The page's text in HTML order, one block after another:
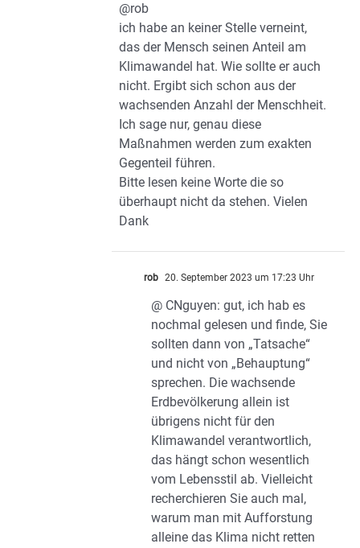
@rob
ich habe an keiner Stelle verneint,
das der Mensch seinen Anteil am
Klimawandel hat. Wie sollte er auch
nicht. Ergibt sich schon aus der
wachsenden Anzahl der Menschheit.
Ich sage nur, genau diese
Maßnahmen werden zum exakten
Gegenteil führen.
Bitte lesen keine Worte die so
überhaupt nicht da stehen. Vielen
Dank
rob 20. September 2023 um 17:23 Uhr
@ CNguyen: gut, ich hab es
nochmal gelesen und finde, Sie
sollten dann von „Tatsache“
und nicht von „Behauptung“
sprechen. Die wachsende
Erdbevölkerung allein ist
übrigens nicht für den
Klimawandel verantwortlich,
das hängt schon wesentlich
vom Lebensstil ab. Vielleicht
recherchieren Sie auch mal,
warum man mit Aufforstung
alleine das Klima nicht retten